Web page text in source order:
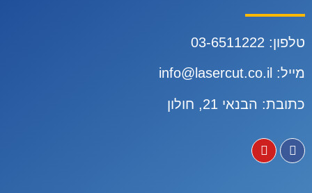
טלפון: 03-6511222
מייל: info@lasercut.co.il
כתובת: הבנאי 21, חולון